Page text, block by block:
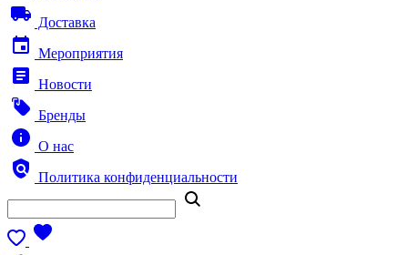
Доставка
Мероприятия
Новости
Бренды
О нас
Политика конфиденциальности